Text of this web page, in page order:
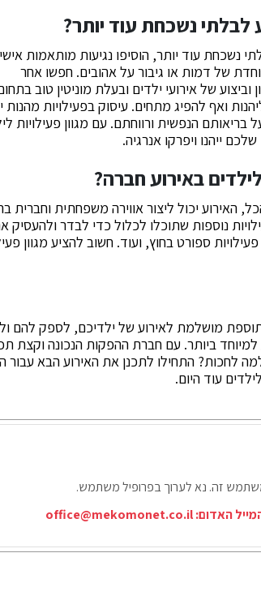
נשכחת עוד יותר?
עוד יותר, הוסיפו נגיעות מותאמות
של דמות או גיבור על אהובים. חפשו אחר
וביצוע של אירועי ילדים ובעלת מוניטין טוב
ואף להפיג מתחים. עיסוק בפעילויות מהנות
הנפשית ורווחתם. עם מגוון פעילויות
ייהנו ויפרקו אנרגיה.
באירוע חברה?
האירוע יכול ליצור אווירה משפחתית וחברית
נוספות שתוכלו לכלול כדי לבדר ולהעסיק
ספורט בחוץ, ועוד. חשוב להציע מגוון
תוספת מושלמת לאירוע של ילדיכם, לספק להם
ביותר. עם חברת ההפקות הנכונה וקצת
לחכות? התחילו לתכנן את האירוע הבא עבור
עוד היום.
זה. נא לערוך בפרופיל משתמש.
האדום:office@mekomonet.co.il